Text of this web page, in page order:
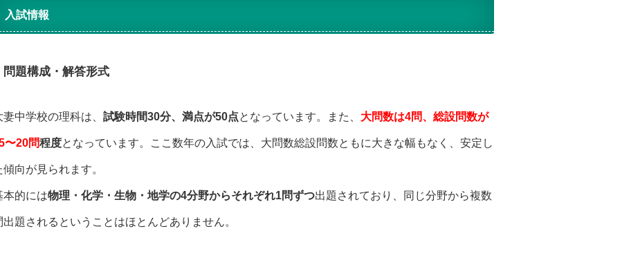
入試情報
問題構成・解答形式
妻中学校の理科は、 試験時間30分、満点が50点となっています。また、 大問数は4問、総設問数が
〜20問程度となっています。ここ数年の入試では、大問数総設問数ともに大きな幅もなく、安定し
傾向が見られます。
本的には物理・化学・生物・地学の4分野からそれぞれ1問ずつ出題されており、同じ分野から複数
出題されるということはほとんどありません。